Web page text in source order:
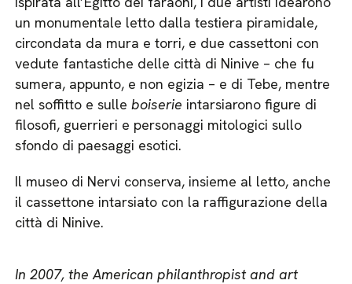
un monumentale letto dalla testiera piramidale,
circondata da mura e torri, e due cassettoni con
vedute fantastiche delle città di Ninive – che fu
sumera, appunto, e non egizia – e di Tebe, mentre
nel soffitto e sulleboiserie intarsiarono figure di
filosofi, guerrieri e personaggi mitologici sullo
sfondo di paesaggi esotici.
Il museo di Nervi conserva, insieme al letto, anche
il cassettone intarsiato con la raffigurazione della
città di Ninive.
In 2007, the American philanthropist and art